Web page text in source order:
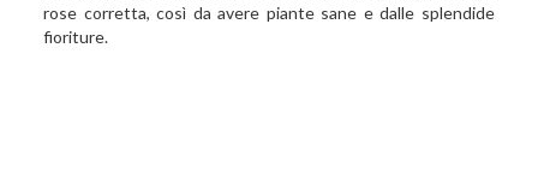
rose corretta, così da avere piante sane e dalle splendide
fioriture.